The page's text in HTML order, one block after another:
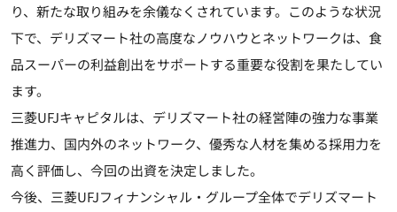
り、新たな取り組みを余儀なくされています。このような状況
下で、デリズマート社の高度なノウハウとネットワークは、食
品スーパーの利益創出をサポートする重要な役割を果たしてい
ます。
三菱UFJキャピタルは、デリズマート社の経営陣の強力な事業
推進力、国内外のネットワーク、優秀な人材を集める採用力を
高く評価し、今回の出資を決定しました。
今後、三菱UFJフィナンシャル・グループ全体でデリズマート